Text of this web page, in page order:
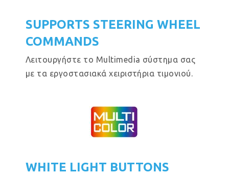
SUPPORTS STEERING WHEEL
COMMANDS
Λειτουργήστε το Multimedia σύστημα σας
με τα εργοστασιακά χειριστήρια τιμονιού.
WHITE LIGHT BUTTONS